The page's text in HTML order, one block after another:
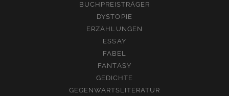
BUCHPREISTRÄGER
DYSTOPIE
ERZÄHLUNGEN
ESSAY
FABEL
FANTASY
GEDICHTE
GEGENWARTSLITERATUR